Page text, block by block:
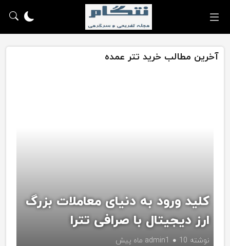
آخرین مطالب خرید تتر عمده
کلید ورود به دنیای معاملات بزرگ
ارز دیجیتال با صرافی تترا
نوشته admin1 10 ماه پیش